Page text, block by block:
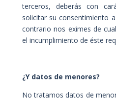
terceros, deberás con
solicitar su consentimiento
contrario nos eximes de
el incumplimiento de éste
¿Y datos de menores?
No tratamos datos de